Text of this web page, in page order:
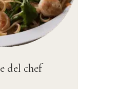
del chef